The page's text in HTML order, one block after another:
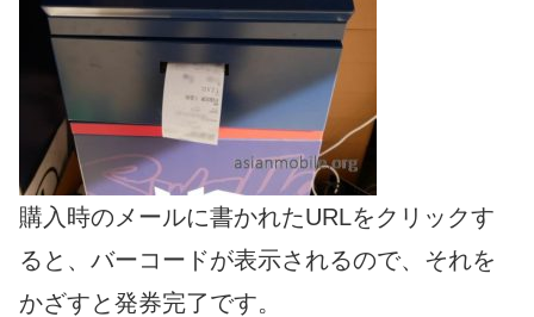
購入時のメールに書かれたURLをクリックす
ると、バーコードが表示されるので、それを
かざすと発券完了です。